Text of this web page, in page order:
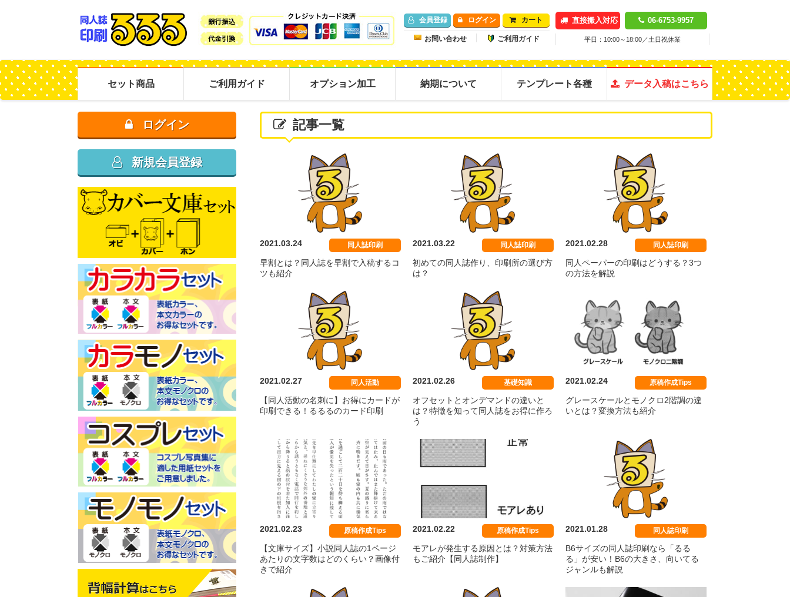
同人誌印刷るるる
会員登録 ログイン カート
お問い合わせ ご利用ガイド
直接搬入対応 06-6753-9957
平日：10:00～18:00／土日祝休業
セット商品
カバカラカラセット カバカラモノセット カバモノモノセット コスプレジャック コスプレエース
カラモノセット／エース
プラン
カラモノセット／ジャッ
クプラン
モノモノセット／エース
プラン
モノモノセット／ジャッ
クプラン
プラン
カラカラセット／ジャッ
クプラン
ご利用ガイド オプション加工 納期について テンプレート各種 データ入稿はこちら
記事一覧
2021.03.24 同人誌印刷
早割とは？同人誌を早割で入稿するコ
ツも紹介
2021.03.22 同人誌印刷
初めての同人誌作り、印刷所の選び方
は？
2021.02.28 同人誌印刷
同人ペーパーの印刷はどうする？3つ
の方法を解説
2021.02.27 同人活動
【同人活動の名刺に】お得にカードが
印刷できる！るるるのカード印刷
2021.02.26 基礎知識
オフセットとオンデマンドの違いと
は？特徴を知って同人誌をお得に作ろ
う
2021.02.24 原稿作成Tips
グレースケールとモノクロ2階調の違
いとは？変換方法も紹介
2021.02.23 原稿作成Tips
【文庫サイズ】小説同人誌の1ページ
あたりの文字数はどのくらい？画像付
きで紹介
2021.02.22 原稿作成Tips
モアレが発生する原因とは？対策方法
もご紹介【同人誌制作】
2021.01.28 同人誌印刷
B6サイズの同人誌印刷なら「るる
る」が安い！B6の大きさ、向いてる
ジャンルも解説
ログイン
新規会員登録